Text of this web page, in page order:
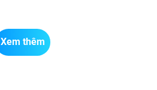
Xem thêm